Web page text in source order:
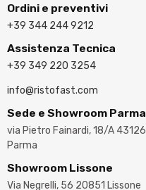
Ordini e preventivi
+39 344 244 9212
Assistenza Tecnica
+39 349 220 3254
info@ristofast.com
Sede e Showroom Parma
via Pietro Fainardi, 18/A 43126
Parma
Showroom Lissone
Via Negrelli, 56 20851 Lissone